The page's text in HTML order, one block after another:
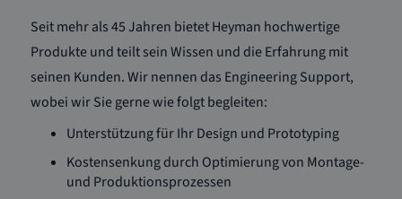
Seit mehr als 45 Jahren bietet Heyman hochwertige
Produkte und teilt sein Wissen und die Erfahrung mit
seinen Kunden. Wir nennen das Engineering Support,
wobei wir Sie gerne wie folgt begleiten:
Unterstützung für Ihr Design und Prototyping
Kostensenkung durch Optimierung von Montage-
und Produktionsprozessen